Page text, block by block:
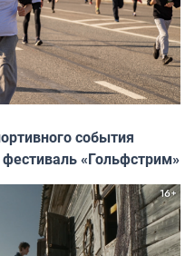
события
«Гольфстрим»